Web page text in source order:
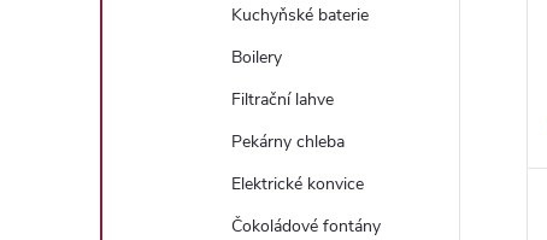
Kuchyňské baterie
Boilery
Filtrační lahve
Pekárny chleba
Elektrické konvice
Čokoládové fontány